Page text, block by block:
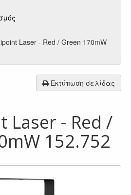
Laser - Red / Green 170mW
Εκτύπωση σελίδας
Laser - Red /
152.752